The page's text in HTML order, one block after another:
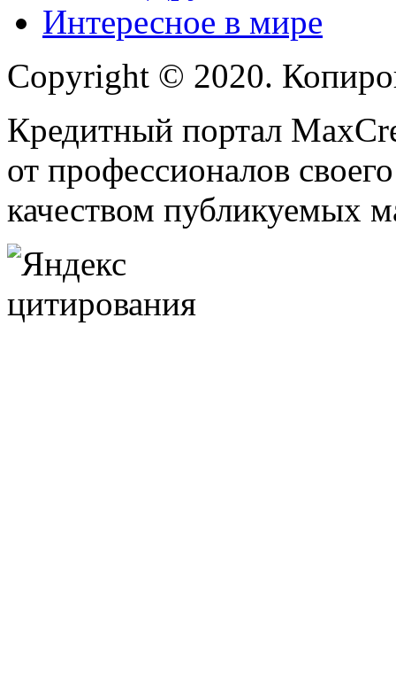
Интересное в мире
Copyright © 2020.
Кредитный портал
от профессионалов
качеством публикуемых